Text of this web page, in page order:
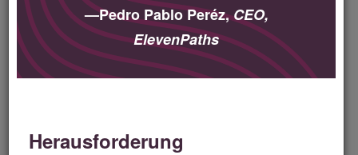
—Pedro Pablo Peréz,CEO,
ElevenPaths
Herausforderung
Search
by
Keyword